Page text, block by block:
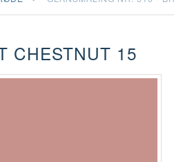
CHESTNUT 15